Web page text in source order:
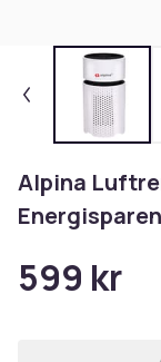
Alpina
599 kr